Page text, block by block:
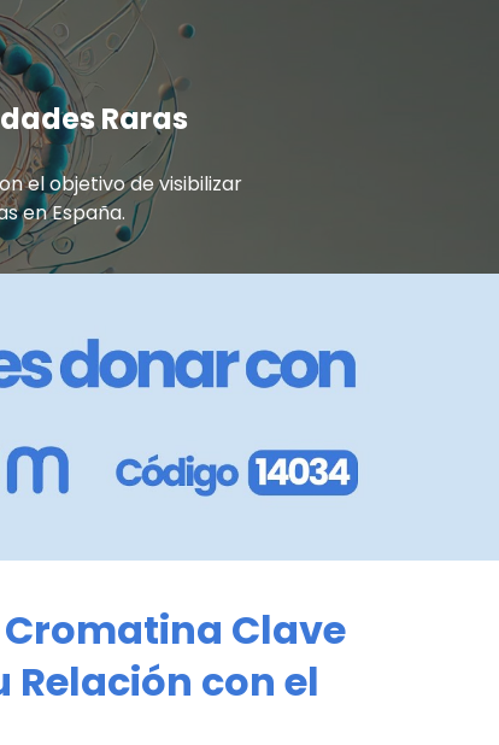
Raras
el objetivo de visibilizar
en España.
Cromatina Clave
Relación con el